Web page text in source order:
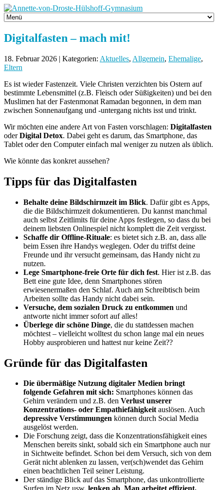
Digitalfasten – mach mit!
18. Februar 2026 | Kategorien: Aktuelles, Allgemein, Ehemalige,
Eltern
Es ist wieder Fastenzeit. Viele Christen verzichten bis Ostern auf
bestimmte Lebensmittel (z.B. Fleisch oder Süßigkeiten) und bei den
Muslimen hat der Fastenmonat Ramadan begonnen, in dem man
zwischen Sonnenaufgang und -untergang nichts isst und trinkt.
Wir möchten eine andere Art von Fasten vorschlagen: Digitalfasten
oderDigital Detox. Dabei geht es darum, das Smartphone, das
Tablet oder den Computer einfach mal weniger zu nutzen als üblich.
Wie könnte das konkret aussehen?
Tipps für das Digitalfasten
Behalte deine Bildschirmzeit im Blick. Dafür gibt es Apps,
die die Bildschirmzeit dokumentieren. Du kannst manchmal
auch selbst Zeitlimits für deine Apps festlegen, so dass du bei
deinem liebsten Onlinespiel nicht komplett die Zeit vergisst.
Schaffe dir Offline-Rituale: es bietet sich z.B. an, dass alle
beim Essen ihre Handys weglegen. Oder du triffst deine
Freunde und ihr versucht gemeinsam, das Handy nicht zu
nutzen.
Lege Smartphone-freie Orte für dich fest. Hier ist z.B. das
Bett eine gute Idee, denn Smartphones stören
erwiesenermaßen den Schlaf. Auch am Schreibtisch beim
Arbeiten sollte das Handy nicht dabei sein.
Versuche, dem sozialen Druck zu entkommen und
antworte nicht immer sofort auf alles!
Überlege dir schöne Dinge, die du stattdessen machen
möchtest – vielleicht wolltest du schon lange mal ein neues
Hobby ausprobieren und hattest nur keine Zeit??
Gründe für das Digitalfasten
Die übermäßige Nutzung digitaler Medien bringt
folgende Gefahren mit sich: Smartphones können das
Gehirn verändern und z.B. den Verlust unserer
Konzentrations- oder Empathiefähigkeitauslösen. Auch
depressive Verstimmungen können durch Social Media
ausgelöst werden.
Die Forschung zeigt, dass die Konzentrationsfähigkeit eines
Menschen bereits sinkt, sobald sich ein Smartphone auch nur
in Sichtweite befindet. Schon bei dem Versuch, sich von dem
Gerät nicht ablenken zu lassen, ver(sch)wendet das Gehirn
einen beachtlichen Teil seiner Leistung.
Der ständige Blick auf das Smartphone, das unkontrollierte